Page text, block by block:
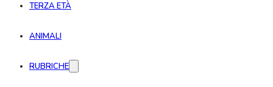
TERZA ETÀ
ANIMALI
RUBRICHE